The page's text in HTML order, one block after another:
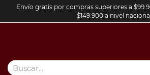
Envío gratis por compras superiores a
$149.900 a nivel nacional